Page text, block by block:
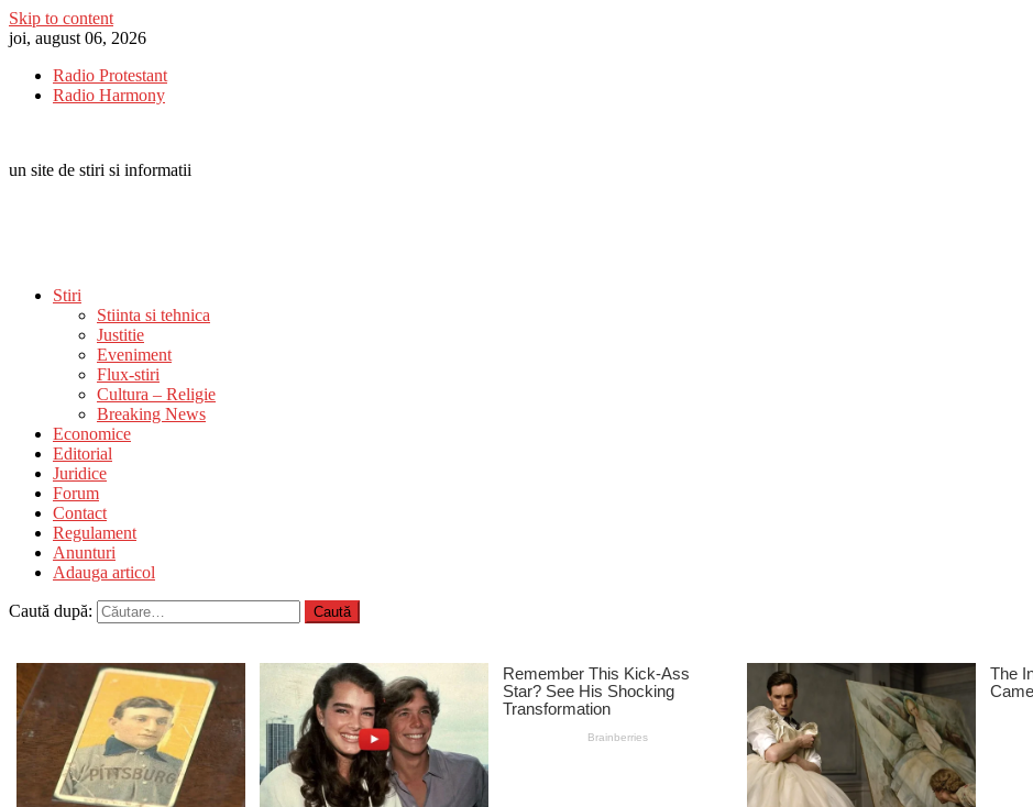
Skip to content
joi, august 06, 2026
Radio Protestant
Radio Harmony
un site de stiri si informatii
Stiri
Stiinta si tehnica
Justitie
Eveniment
Flux-stiri
Cultura – Religie
Breaking News
Economice
Editorial
Juridice
Forum
Contact
Regulament
Anunturi
Adauga articol
Caută după: